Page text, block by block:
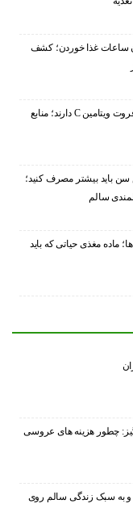
ساعات غذا خوردن؛ کشف
۷ ماده غذایی که بیشتر از گریپ‌فروت ویتامین C دارند؛ منابع
سن باید بیشتر مصرف کنید؛
سالم
ماده مغذی حیاتی که باید
چطور هزینه های عروسی
و به سبک زندگی سالم روی